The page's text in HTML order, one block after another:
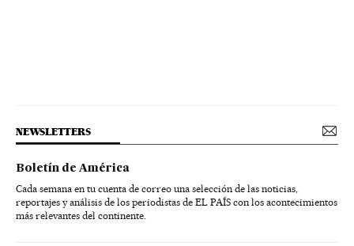
NEWSLETTERS
Boletín de América
Cada semana en tu cuenta de correo una selección de las noticias,
reportajes y análisis de los periodistas de EL PAÍS con los acontecimientos
más relevantes del continente.